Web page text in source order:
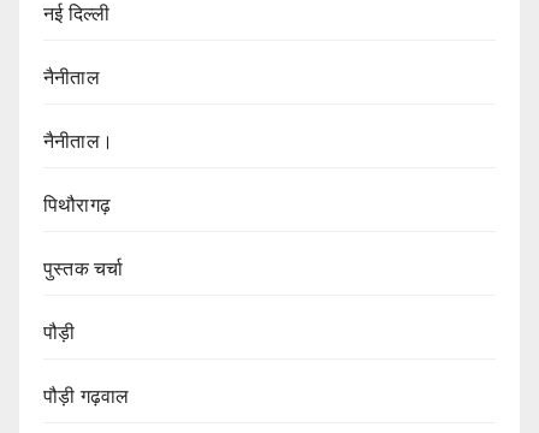
नई दिल्ली
नैनीताल
नैनीताल।
पिथौरागढ़
पुस्तक चर्चा
पौड़ी
पौड़ी गढ़वाल